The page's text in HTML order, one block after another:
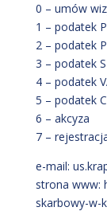
0 – umów
1 – podatek
2 – podatek
3 – podatek
4 – podatek
5 – podatek
6 – akcyza
7 –
e-mail:
strona www:
skarbowy-w-